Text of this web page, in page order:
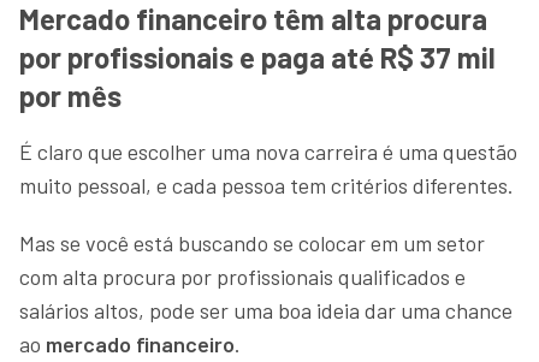
Mercado financeiro têm alta procura
por profissionais e paga até R$ 37 mil
por mês
É claro que escolher uma nova carreira é uma questão
muito pessoal, e cada pessoa tem critérios diferentes.
Mas se você está buscando se colocar em um setor
com alta procura por profissionais qualificados e
salários altos, pode ser uma boa ideia dar uma chance
ao mercado financeiro.